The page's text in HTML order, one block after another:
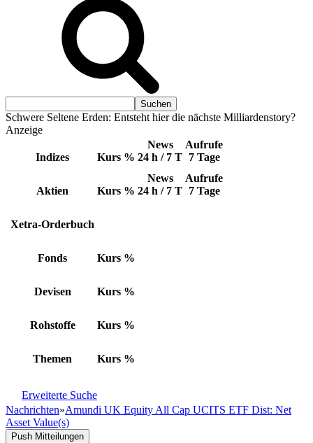
Schwere Seltene Erden: Entsteht hier die nächste Milliardenstory?
Anzeige
Indizes Kurs %
News
24 h / 7 T
Aufrufe
7 Tage
Aktien Kurs %
News
24 h / 7 T
Aufrufe
7 Tage
Xetra-Orderbuch
Fonds Kurs %
Devisen Kurs %
Rohstoffe Kurs %
Themen Kurs %
Erweiterte Suche
Nachrichten»Amundi UK Equity All Cap UCITS ETF Dist: Net
Asset Value(s)
Push Mitteilungen